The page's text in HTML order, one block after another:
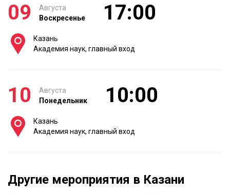
09
Августа
Воскресенье
17:00
Казань
Академия наук, главный вход
10
Августа
Понедельник
10:00
Казань
Академия наук, главный вход
Другие мероприятия в Казани